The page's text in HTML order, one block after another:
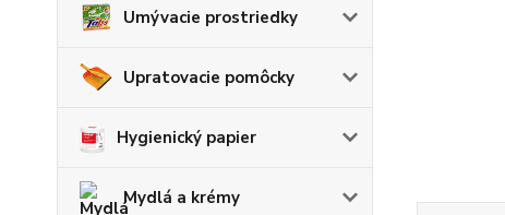
Umývacie prostriedky
Upratovacie pomôcky
Hygienický papier
Mydlá a krémy